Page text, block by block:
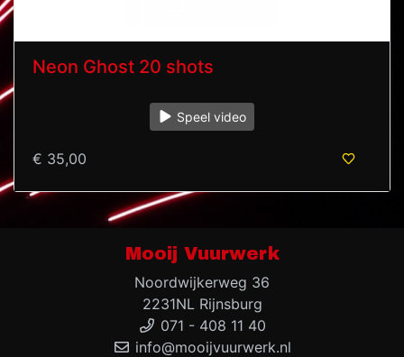
Neon Ghost 20 shots
Speel video
€ 35,00
Mooij Vuurwerk
Noordwijkerweg 36
2231NL Rijnsburg
071 - 408 11 40
info@mooijvuurwerk.nl